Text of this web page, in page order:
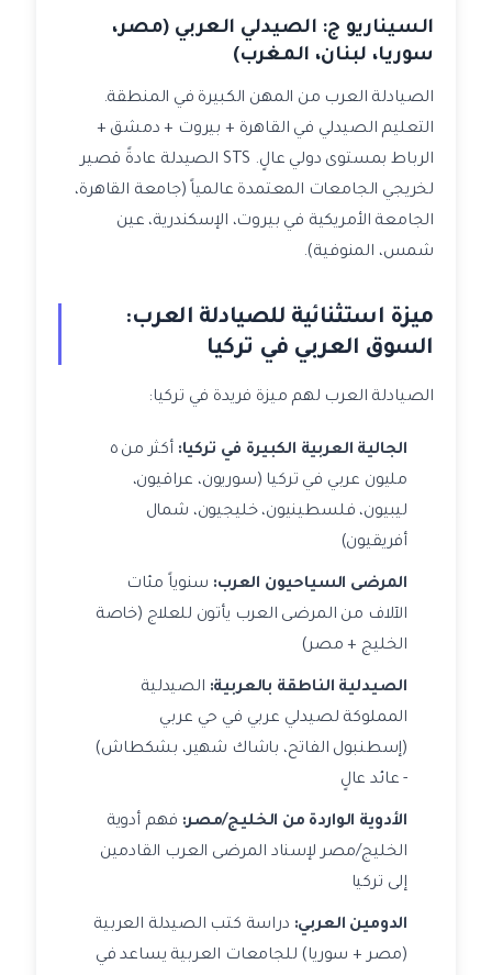
السيناريو ج: الصيدلي العربي (مصر،
سوريا، لبنان، المغرب)
الصيادلة العرب من المهن الكبيرة في المنطقة.
التعليم الصيدلي في القاهرة + بيروت + دمشق +
الرباط بمستوى دولي عالٍ. STS الصيدلة عادةً قصير
لخريجي الجامعات المعتمدة عالمياً (جامعة القاهرة،
الجامعة الأمريكية في بيروت، الإسكندرية، عين
شمس، المنوفية).
ميزة استثنائية للصيادلة العرب:
السوق العربي في تركيا
الصيادلة العرب لهم ميزة فريدة في تركيا:
الجالية العربية الكبيرة في تركيا:
أكثر من ٥
مليون عربي في تركيا (سوريون، عراقيون،
ليبيون، فلسطينيون، خليجيون، شمال
أفريقيون)
المرضى السياحيون العرب: سنوياً مئات
الآلاف من المرضى العرب يأتون للعلاج (خاصة
الخليج + مصر)
الصيدلية الناطقة بالعربية: الصيدلية
المملوكة لصيدلي عربي في حي عربي
(إسطنبول الفاتح، باشاك شهير، بشكطاش)
- عائد عالٍ
الأدوية الواردة من الخليج/مصر: فهم أدوية
الخليج/مصر لإسناد المرضى العرب القادمين
إلى تركيا
الدومين العربي: دراسة كتب الصيدلة العربية
(مصر + سوريا) للجامعات العربية يساعد في